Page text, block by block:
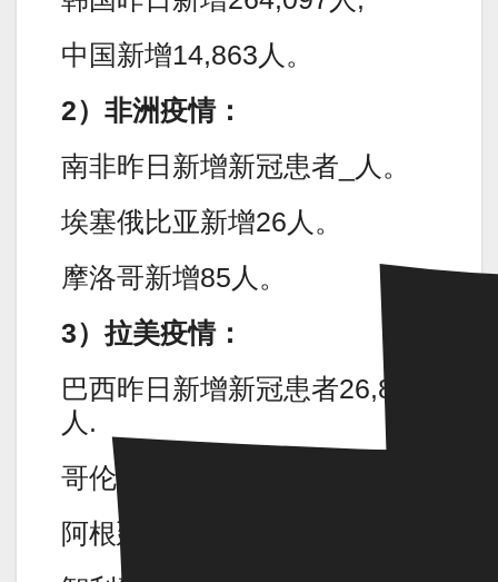
中国新增14,863人。
2）非洲疫情：
南非昨日新增新冠患者_人。
埃塞俄比亚新增26人。
摩洛哥新增85人。
3）拉美疫情：
巴西昨日新增新冠患者26,843
人.
哥伦比亚新增354人。
阿根廷新增1,927人。